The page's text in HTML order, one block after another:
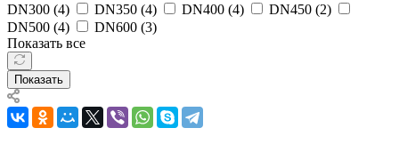
DN300 (4) DN350 (4) DN400 (4) DN450 (2)
DN500 (4) DN600 (3)
Показать все
Показать